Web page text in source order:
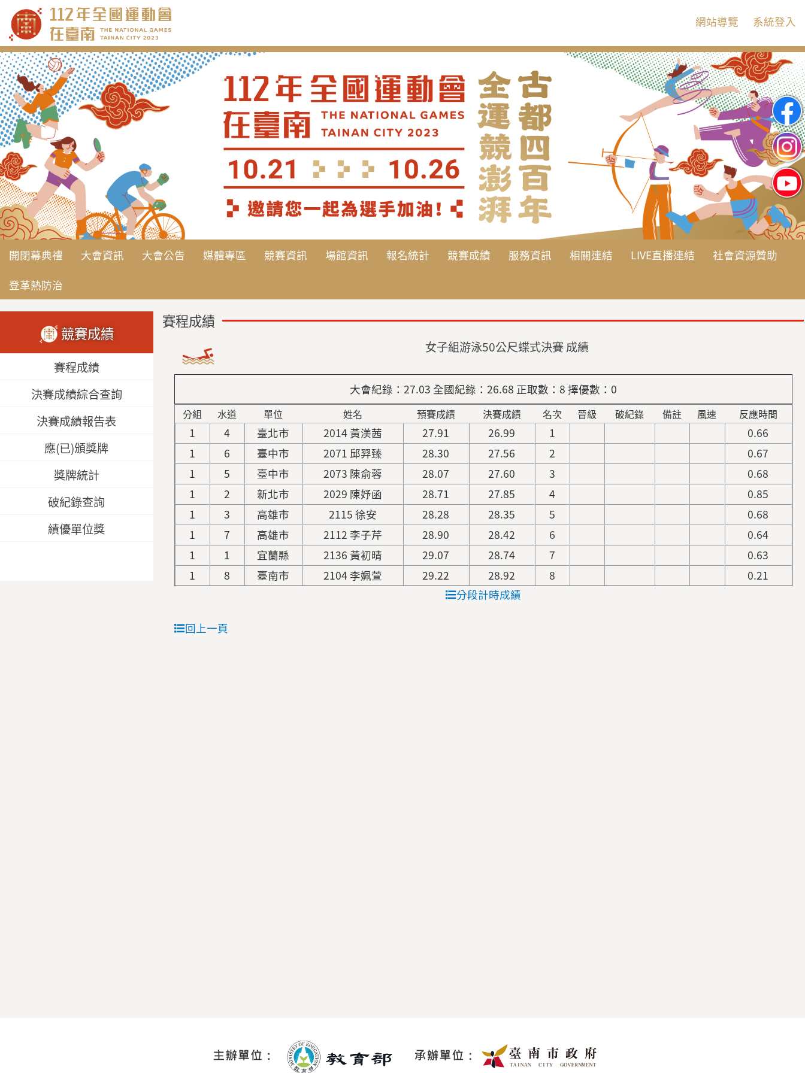
要
內
容
網站導覽 系統登入
開閉幕典禮 大會資訊 大會公告 媒體專區 競賽資訊 場館資訊 報名統計 競賽成績 服務資訊 相關連結 LIVE直播連結
社會資源贊助
登革熱防治
競賽成績
賽程成績
決賽成績綜合查詢
決賽成績報告表
應(已)頒獎牌
獎牌統計
破紀錄查詢
績優單位獎
賽程成績
女子組游泳50公尺蝶式決賽 成績
大會紀錄：27.03 全國紀錄：26.68 正取數：8 擇優數：0
分組 水道 單位 姓名 預賽成績 決賽成績 名次 晉級 破紀錄 備註 風速 反應時間
1 4 臺北市 2014 黃渼茜 27.91 26.99 1
0.66
1
6 臺中市 2071 邱羿臻 28.30 27.56 2
0.67
1
5 臺中市 2073 陳俞蓉 28.07 27.60 3
0.68
1
2 新北市 2029 陳妤函 28.71 27.85 4
0.85
1
3 高雄市 2115 徐安 28.28 28.35 5
0.68
1
7 高雄市 2112 李子芹 28.90 28.42 6
0.64
1
1 宜蘭縣 2136 黃初晴 29.07 28.74 7
0.63
1
8 臺南市 2104 李姵萱 29.22 28.92 8
0.21
分段計時成績
回上一頁